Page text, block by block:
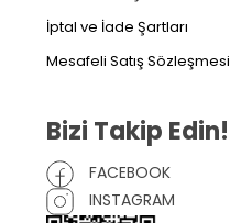
İptal ve İade Şartları
Mesafeli Satış Sözleşmesi
Bizi Takip Edin!
FACEBOOK
INSTAGRAM